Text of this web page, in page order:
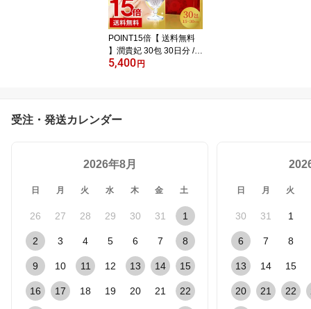
POINT15倍【 送料無料
】潤貴妃 30包 30日分 /
コラーゲン サプリ 美容
エラスチン セラミド EG
F ツバメの巣 鮫軟骨 フィ
dg 医食同源 ドットコム
5,400 円
受注・発送カレンダー
2026年8月
日 月 火 水 木 金 土
26 27 28 29 30 31 1
2 3 4 5 6 7 8
9 10 11 12 13 14 15
16 17 18 19 20 21 22
日 月 火
30 31 1
6 7 8
13 14 15
20 21 22